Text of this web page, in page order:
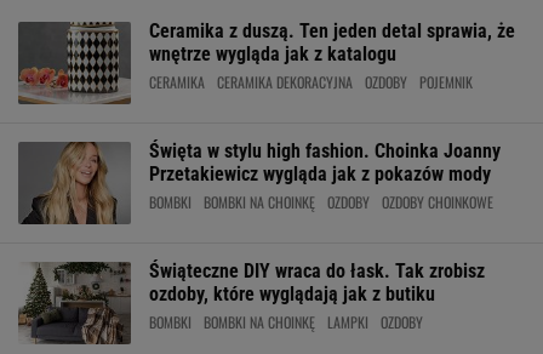
Ceramika z duszą. Ten jeden detal sprawia, że
wnętrze wygląda jak z katalogu
CERAMIKA CERAMIKA DEKORACYJNA OZDOBY POJEMNIK
Święta w stylu high fashion. Choinka Joanny
Przetakiewicz wygląda jak z pokazów mody
BOMBKI BOMBKI NA CHOINKĘ OZDOBY OZDOBY CHOINKOWE
Świąteczne DIY wraca do łask. Tak zrobisz
ozdoby, które wyglądają jak z butiku
BOMBKI BOMBKI NA CHOINKĘ LAMPKI OZDOBY